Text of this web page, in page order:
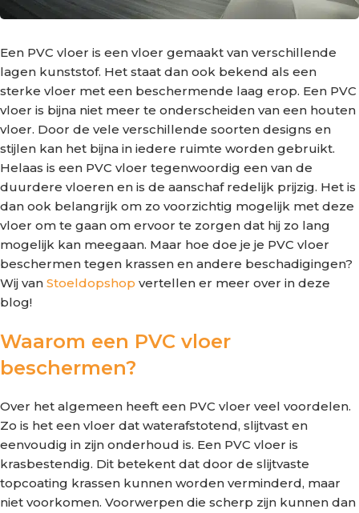
Een PVC vloer is een vloer gemaakt van verschillende
lagen kunststof. Het staat dan ook bekend als een
sterke vloer met een beschermende laag erop. Een PVC
vloer is bijna niet meer te onderscheiden van een houten
vloer. Door de vele verschillende soorten designs en
stijlen kan het bijna in iedere ruimte worden gebruikt.
Helaas is een PVC vloer tegenwoordig een van de
duurdere vloeren en is de aanschaf redelijk prijzig. Het is
dan ook belangrijk om zo voorzichtig mogelijk met deze
vloer om te gaan om ervoor te zorgen dat hij zo lang
mogelijk kan meegaan. Maar hoe doe je je PVC vloer
beschermen tegen krassen en andere beschadigingen?
Wij van Stoeldopshop vertellen er meer over in deze
blog!
Waarom een PVC vloer
beschermen?
Over het algemeen heeft een PVC vloer veel voordelen.
Zo is het een vloer dat waterafstotend, slijtvast en
eenvoudig in zijn onderhoud is. Een PVC vloer is
krasbestendig. Dit betekent dat door de slijtvaste
topcoating krassen kunnen worden verminderd, maar
niet voorkomen. Voorwerpen die scherp zijn kunnen dan